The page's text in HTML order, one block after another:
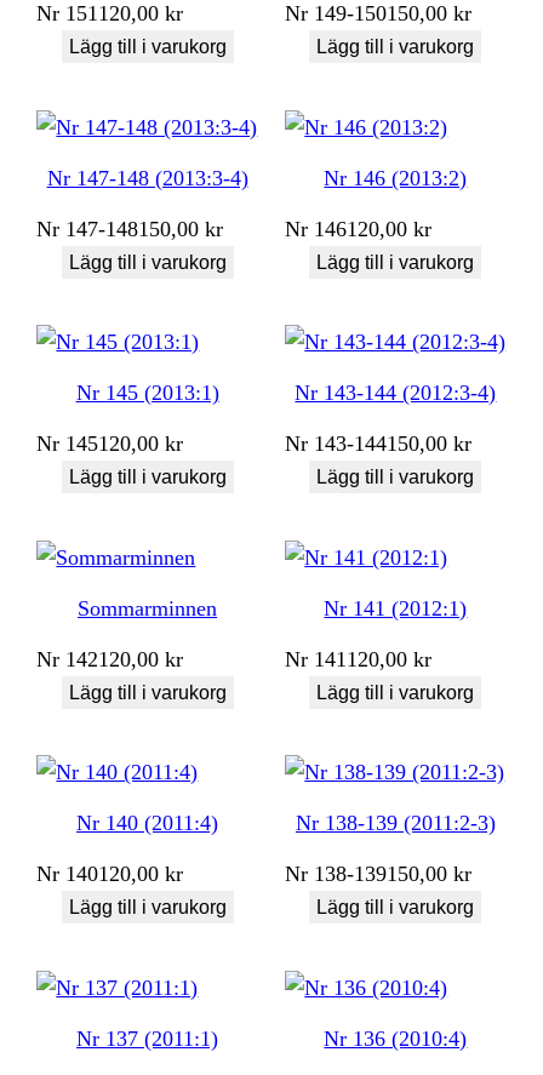
Nr 151120,00kr
Lägg till i varukorg
Nr 149-150150,00kr
Lägg till i varukorg
Nr 147-148 (2013:3-4)
Nr 147-148150,00kr
Lägg till i varukorg
Nr 146 (2013:2)
Nr 146120,00kr
Lägg till i varukorg
Nr 145 (2013:1)
Nr 145120,00kr
Lägg till i varukorg
Nr 143-144 (2012:3-4)
Nr 143-144150,00kr
Lägg till i varukorg
Sommarminnen
Nr 142120,00kr
Lägg till i varukorg
Nr 141 (2012:1)
Nr 141 120,00kr
Lägg till i varukorg
Nr 140 (2011:4)
Nr 140120,00kr
Lägg till i varukorg
Nr 138-139 (2011:2-3)
Nr 138-139150,00kr
Lägg till i varukorg
Nr 137 (2011:1) Nr 136 (2010:4)